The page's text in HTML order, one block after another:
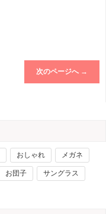
次のページへ →
おしゃれ メガネ
お団子 サングラス